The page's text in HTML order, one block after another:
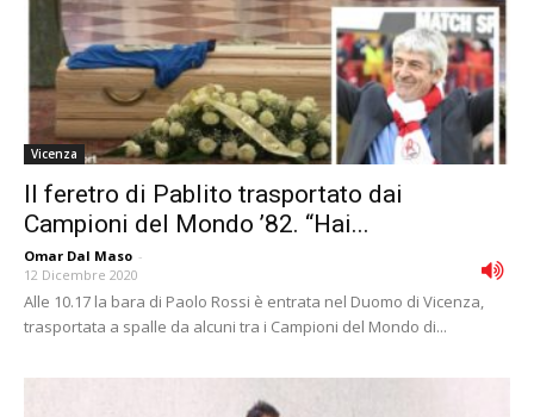
Vicenza
Il feretro di Pablito trasportato dai
Campioni del Mondo ’82. “Hai...
Omar Dal Maso -
12 Dicembre 2020
Alle 10.17 la bara di Paolo Rossi è entrata nel Duomo di Vicenza,
trasportata a spalle da alcuni tra i Campioni del Mondo di...